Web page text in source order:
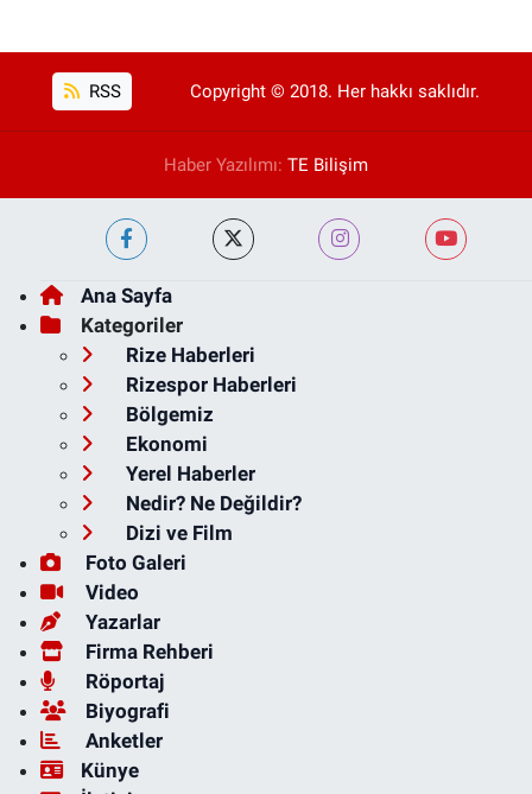
RSS Copyright © 2018. Her hakkı saklıdır.
Haber Yazılımı: TE Bilişim
Ana Sayfa
Kategoriler
Rize Haberleri
Rizespor Haberleri
Bölgemiz
Ekonomi
Yerel Haberler
Nedir? Ne Değildir?
Dizi ve Film
Foto Galeri
Video
Yazarlar
Firma Rehberi
Röportaj
Biyografi
Anketler
Künye